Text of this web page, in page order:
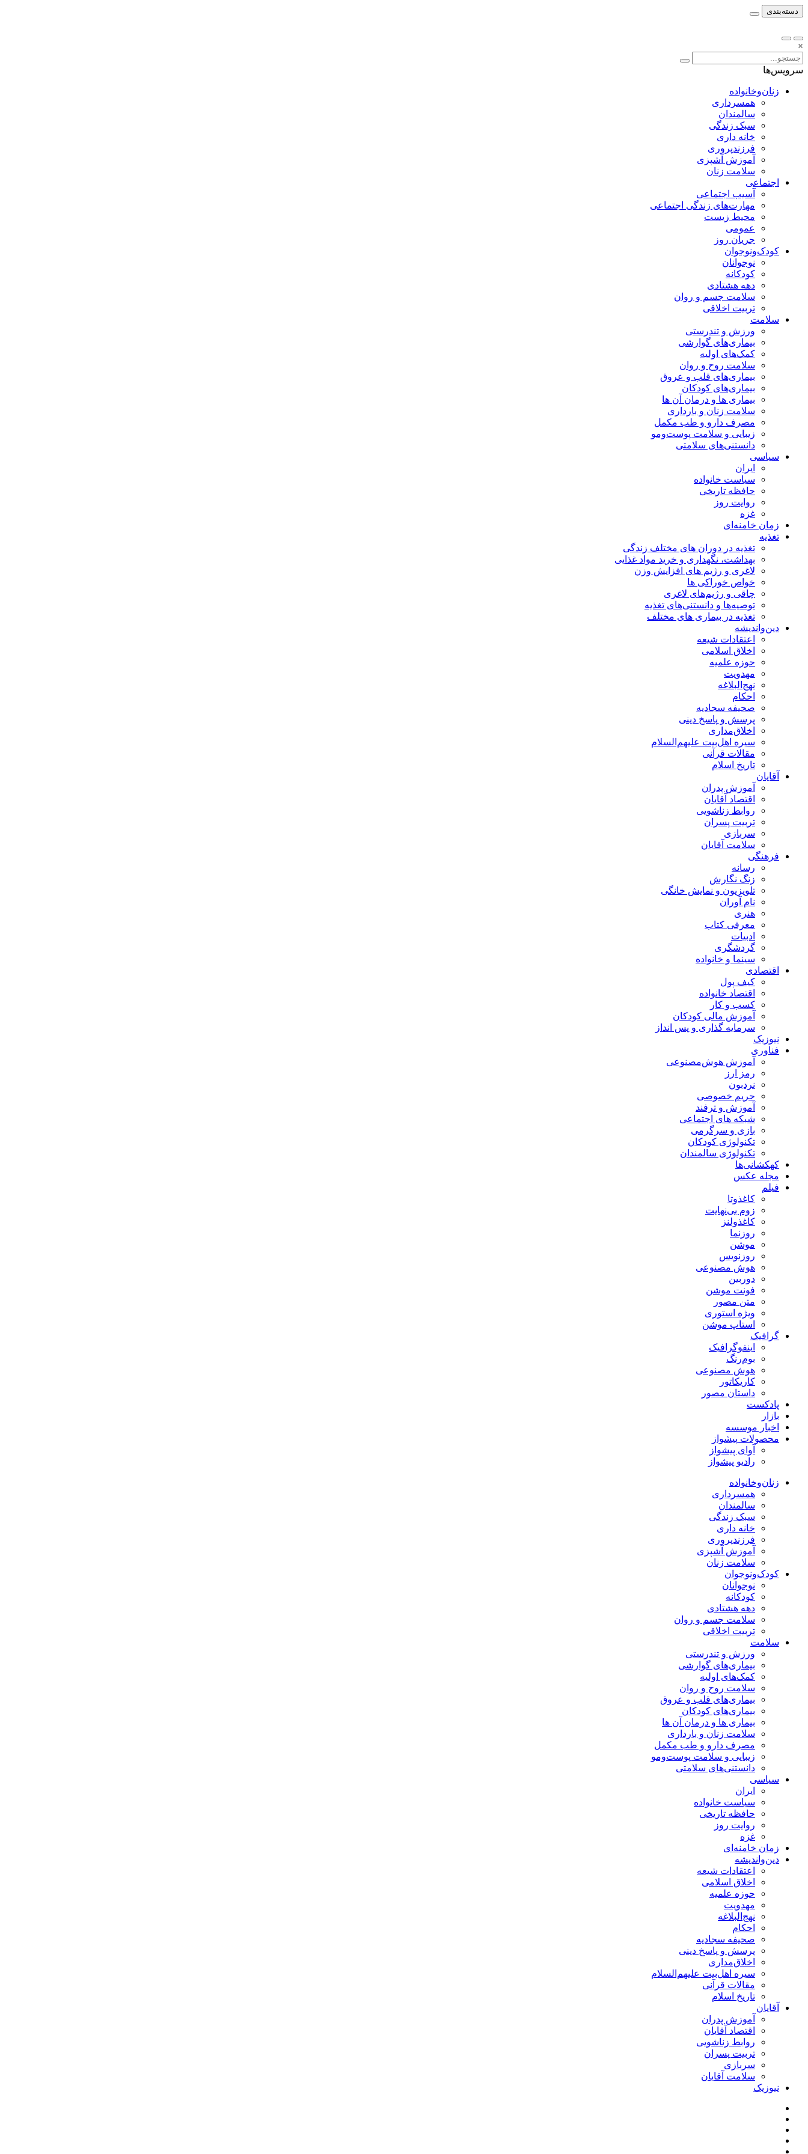
دسته‌بندی
×
سرویس‌ها
زنان‌وخانواده
همسرداری
سالمندان
سبک زندگی
خانه داری
فرزندپروری
آموزش آشپزی
سلامت زنان
اجتماعی
آسیب اجتماعی
مهارت‌های زندگی اجتماعی
محیط زیست
عمومی
جریان روز
کودک‌ونوجوان
نوجوانان
کودکانه
دهه هشتادی
سلامت جسم و روان
تربیت اخلاقی
سلامت
ورزش و تندرستی
بیماری‌های گوارشی
کمک‌های اولیه
سلامت روح و روان
بیماری‌های قلب و عروق
بیماری‌های کودکان
بیماری ها و درمان آن ها
سلامت زنان و بارداری
مصرف دارو و طب مکمل
زیبایی و سلامت پوست‌ومو
دانستنی‌های سلامتی
سیاسی
ایران
سیاست خانواده
حافظه تاریخی
روایت روز
غزه
زمان خامنه‌ای
تغذیه
تغذیه در دوران های مختلف زندگی
بهداشت، نگهداری و خرید مواد غذایی
لاغری و رژیم های افزایش وزن
خواص خوراكی ها
چاقی و رژیم‌های لاغری
توصیه‌ها و دانستنی‌های تغذیه
تغذیه در بیماری های مختلف
دین‌واندیشه
اعتقادات شیعه
اخلاق اسلامی
حوزه علمیه
مهدویت
نهج‌البلاغه
احکام
صحیفه سجادیه
پرسش و پاسخ دینی
اخلاق‌مداری
سیره اهل‌بیت علیهم‌السلام
مقالات قرآنی
تاریخ اسلام
آقایان
آموزش پدران
اقتصاد آقایان
روابط زناشویی
تربیت پسران
سربازی
سلامت آقایان
فرهنگی
رسانه
زنگ نگارش
تلویزیون و نمایش خانگی
نام آوران
هنری
معرفی کتاب
ادبیات
گردشگری
سینما و خانواده
اقتصادی
کیف پول
اقتصاد خانواده
کسب و کار
آموزش مالی کودکان
سرمایه گذاری و پس انداز
نیوزیک
فناوری
آموزش هوش‌مصنوعی
رمز ارز
نردبون
حریم خصوصی
آموزش و ترفند
شبکه های اجتماعی
بازی و سرگرمی
تکنولوژی کودکان
تکنولوژی سالمندان
کهکشانی‌ها
مجله عکس
فیلم
کاغذوتا
زوم بی‌نهایت
کاغذولنز
روزنما
موشن
روزنویس
هوش مصنوعی
دوربین
فونت موشن
متن مصور
ویژه استوری
استاپ موشن
گرافیک
اینفوگرافیک
بوم‌رنگ
هوش مصنوعی
کاریکاتور
داستان مصور
پادکست
بازار
اخبار موسسه
محصولات پیشواز
آوای پیشواز
رادیو پیشواز
زنان‌وخانواده
همسرداری
سالمندان
سبک زندگی
خانه داری
فرزندپروری
آموزش آشپزی
سلامت زنان
کودک‌ونوجوان
نوجوانان
کودکانه
دهه هشتادی
سلامت جسم و روان
تربیت اخلاقی
سلامت
ورزش و تندرستی
بیماری‌های گوارشی
کمک‌های اولیه
سلامت روح و روان
بیماری‌های قلب و عروق
بیماری‌های کودکان
بیماری ها و درمان آن ها
سلامت زنان و بارداری
مصرف دارو و طب مکمل
زیبایی و سلامت پوست‌ومو
دانستنی‌های سلامتی
سیاسی
ایران
سیاست خانواده
حافظه تاریخی
روایت روز
غزه
زمان خامنه‌ای
دین‌واندیشه
اعتقادات شیعه
اخلاق اسلامی
حوزه علمیه
مهدویت
نهج‌البلاغه
احکام
صحیفه سجادیه
پرسش و پاسخ دینی
اخلاق‌مداری
سیره اهل‌بیت علیهم‌السلام
مقالات قرآنی
تاریخ اسلام
آقایان
آموزش پدران
اقتصاد آقایان
روابط زناشویی
تربیت پسران
سربازی
سلامت آقایان
نیوزیک